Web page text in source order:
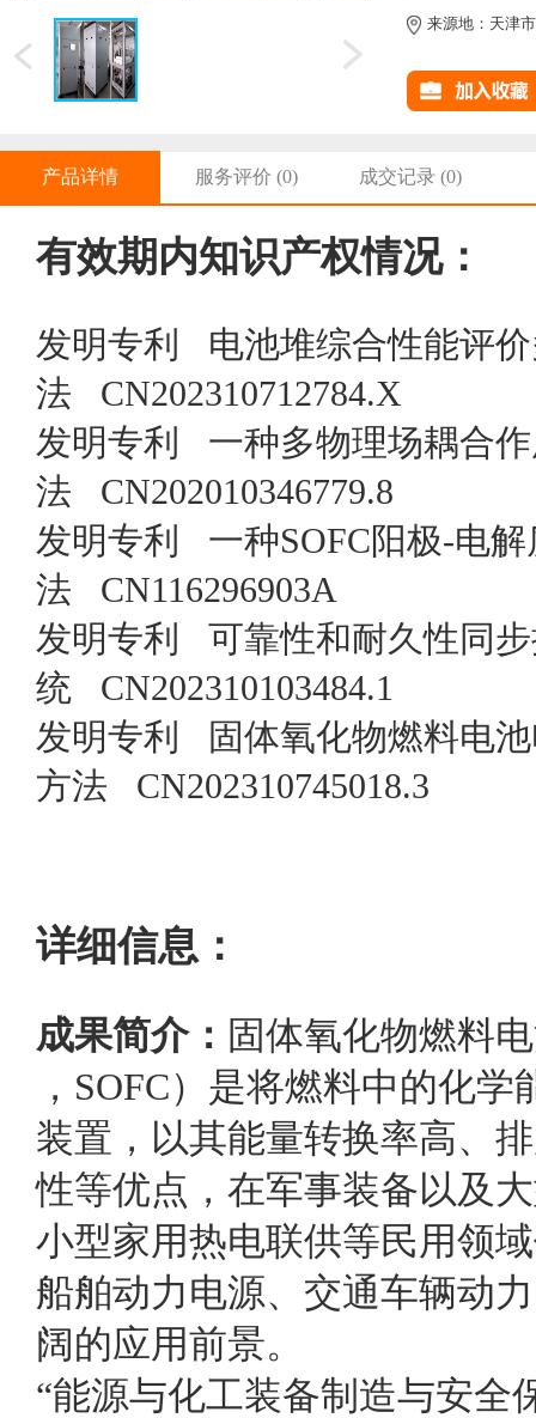
来源地：天津
产品详情 服务评价 (0) 成交记录 (0)
有效期内知识产权情况：
发明专利 电池堆综合性能评
法 CN202310712784.X
发明专利 一种多物理场耦合作
法 CN202010346779.8
发明专利 一种SOFC阳极-电
法 CN116296903A
发明专利 可靠性和耐久性同步
统 CN202310103484.1
发明专利 固体氧化物燃料电
方法 CN202310745018.3
详细信息：
成果简介： 固体氧化物燃料
，SOFC）是将燃料中的化
装置，以其能量转换率高、
性等优点，在军事装备以及
小型家用热电联供等民用领
船舶动力电源、交通车辆动
阔的应用前景。
“能源与化工装备制造与安全